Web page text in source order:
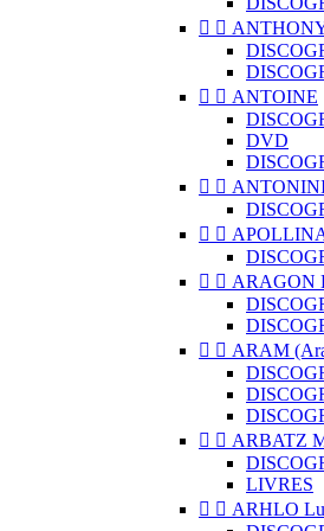
 
  ANTOINE
DVD
 
 
  ARAGON
  ARAM
  ARBATZ
LIVRES
  ARHLO